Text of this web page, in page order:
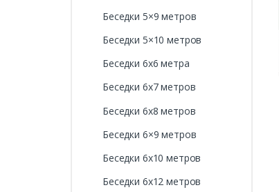
Беседки 5×9 метров
Беседки 5×10 метров
Беседки 6х6 метра
Беседки 6х7 метров
Беседки 6х8 метров
Беседки 6×9 метров
Беседки 6х10 метров
Беседки 6х12 метров